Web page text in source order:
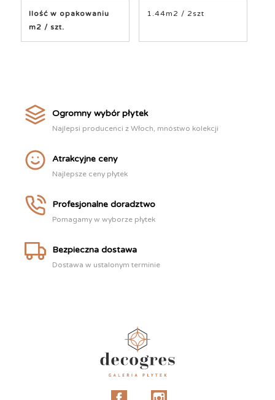
Ilość w opakowaniu
m2 / szt.
1.44m2 / 2szt
Ogromny wybór płytek
Najlepsi producenci z Włoch, mnóstwo kolekcji
Atrakcyjne ceny
Najlepsze ceny płytek
Profesjonalne doradztwo
Pomagamy w wyborze płytek
Bezpieczna dostawa
Dostawa w ustalonym terminie
Facebook